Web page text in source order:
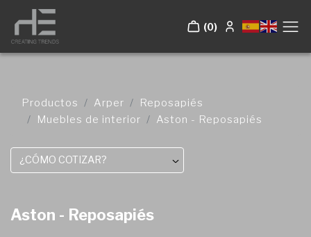
(0)
Productos Arper
Reposapiés
Muebles de interior
Aston - Reposapiés
¿CÓMO COTIZAR?
Aston - Reposapiés